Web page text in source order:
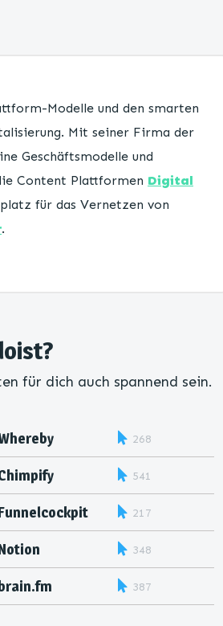
Modelle und den smarten
Mit seiner Firma der
Geschäftsmodelle und
Content Plattformen Digital
für das Vernetzen von
.
für dich auch spannend sein.
268
541
217
348
387